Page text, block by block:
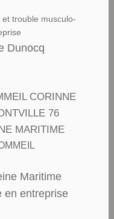
trouble musculo-
Dunocq
CORINNE
76
MARITIME
Maritime
en entreprise